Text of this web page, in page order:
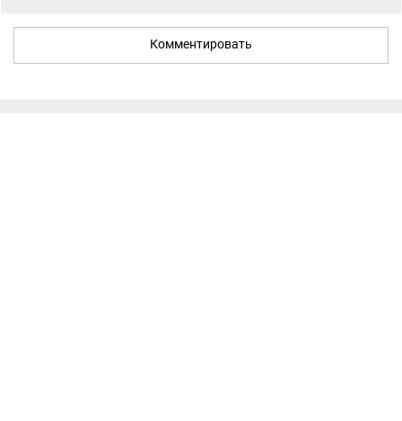
Комментировать